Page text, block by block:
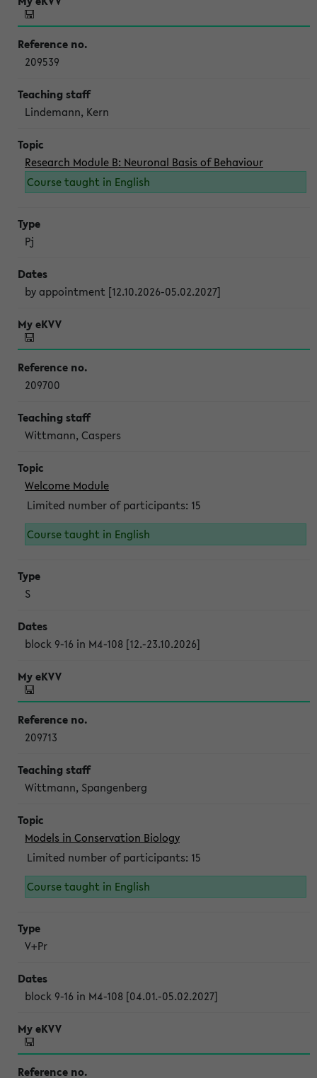
209539
Lindemann, Kern
Research Module B: Neuronal Basis of Behaviour
Course taught in English
Pj
by appointment [12.10.2026-05.02.2027]
209700
Wittmann, Caspers
Welcome Module
Limited number of participants: 15
Course taught in English
S
block 9-16 in M4-108 [12.-23.10.2026]
209713
Wittmann, Spangenberg
Models in Conservation Biology
Limited number of participants: 15
Course taught in English
V+Pr
block 9-16 in M4-108 [04.01.-05.02.2027]